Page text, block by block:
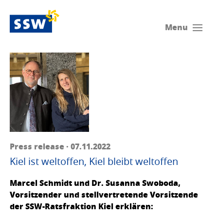
Menu
Press release · 07.11.2022
Kiel ist weltoffen, Kiel bleibt weltoffen
Marcel Schmidt und Dr. Susanna Swoboda,
Vorsitzender und stellvertretende Vorsitzende
der SSW-Ratsfraktion Kiel erklären: